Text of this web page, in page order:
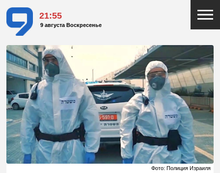
21:55
9 августа Воскресенье
Фото: Полиция Израиля